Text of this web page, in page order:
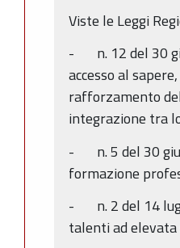
Viste le Leggi
- n. 12 del 30
accesso al
rafforzamento
integrazione tra
- n. 5 del 30
formazione
- n. 2 del 14
talenti ad elevata